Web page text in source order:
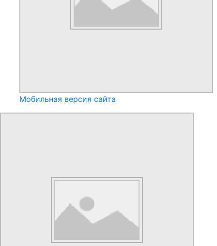
Мобильная версия сайта